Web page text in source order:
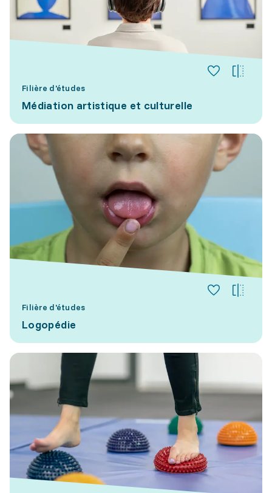
Filière d'études
Médiation artistique et culturelle
Filière d'études
Logopédie